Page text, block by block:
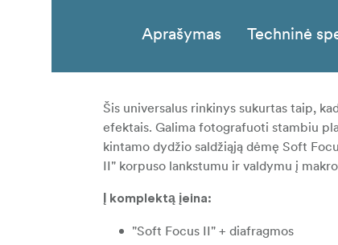
Aprašymas Techninė
Šis universalus rinkinys sukurtas taip,
efektais. Galima fotografuoti stambiu
kintamo dydžio saldžiąją dėmę Soft
II" korpuso lankstumu ir valdymu į
Į komplektą įeina:
"Soft Focus II" + diafragmos